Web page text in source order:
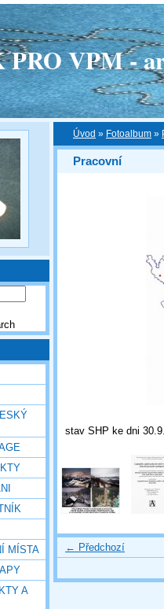
VPM -
MÍSTA
A
Úvod » Fotoalbum »
Pracovní
stav SHP ke dni
← Předchozí